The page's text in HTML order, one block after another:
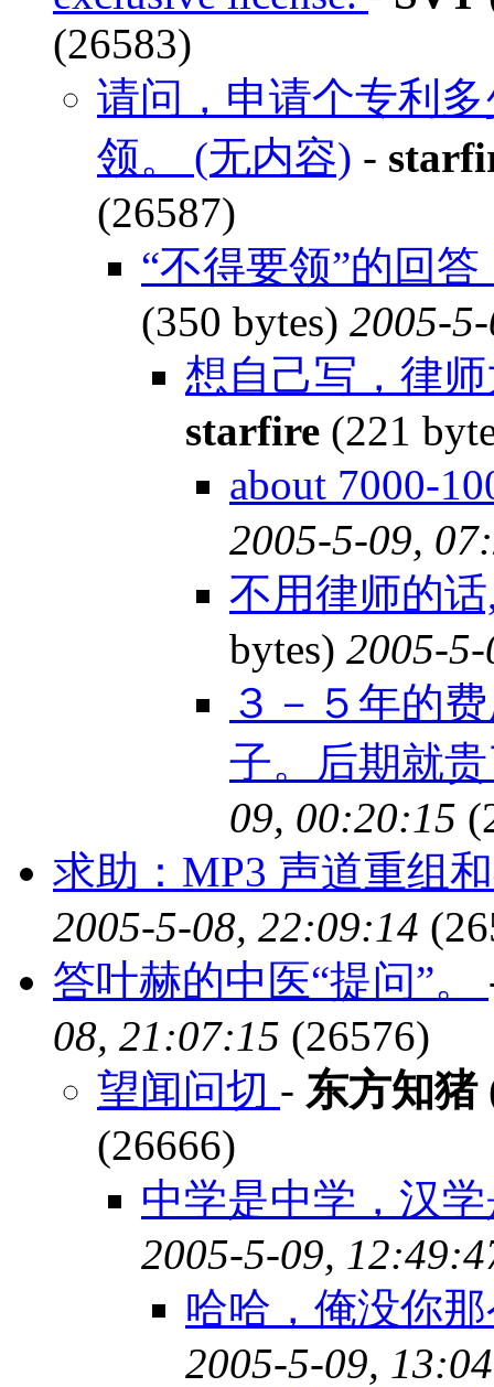
(26583)
请问，申请个专利
领。 (无内容) -
(26587)
“不得要领”的回
(350 bytes) 2005-
想自己写，律
starfire (221
about 7000-
2005-5-09,
不用律师的
bytes) 2005-
３－５年的
子。后期就
09, 00:20:15
求助：MP3 声道重组
2005-5-08, 22:09:14
答叶赫的中医“提问”。
08, 21:07:15 (26576)
望闻问切 - 东方知猪
(26666)
中学是中学，汉
2005-5-09,
哈哈，俺没你
2005-5-09,